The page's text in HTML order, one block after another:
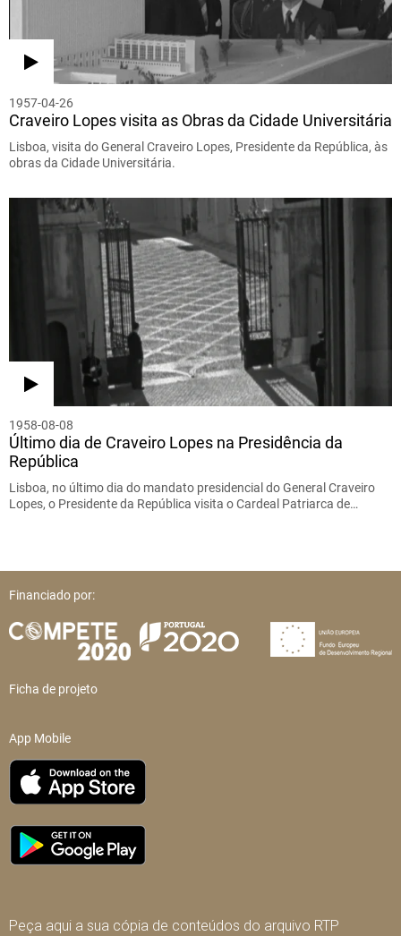
1957-04-26
Craveiro Lopes visita as Obras da Cidade Universitária
Lisboa, visita do General Craveiro Lopes, Presidente da República, às
obras da Cidade Universitária.
1958-08-08
Último dia de Craveiro Lopes na Presidência da
República
Lisboa, no último dia do mandato presidencial do General Craveiro
Lopes, o Presidente da República visita o Cardeal Patriarca de…
Financiado por:
Ficha de projeto
App Mobile
Peça aqui a sua cópia de conteúdos do arquivo RTP